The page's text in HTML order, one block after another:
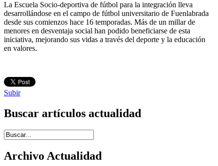
La Escuela Socio-deportiva de fútbol para la integración lleva
desarrollándose en el campo de fútbol universitario de Fuenlabrada
desde sus comienzos hace 16 temporadas. Más de un millar de
menores en desventaja social han podido beneficiarse de esta
iniciativa, mejorando sus vidas a través del deporte y la educación
en valores.
Subir
Buscar artículos actualidad
Introduce términos de búsqueda
Archivo Actualidad